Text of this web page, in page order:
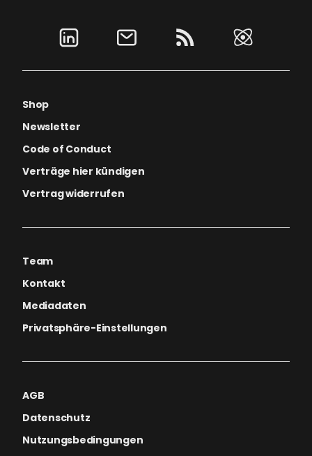
Shop
Newsletter
Code of Conduct
Verträge hier kündigen
Vertrag widerrufen
Team
Kontakt
Mediadaten
Privatsphäre-Einstellungen
AGB
Datenschutz
Nutzungsbedingungen